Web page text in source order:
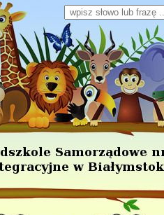
Wpisz słowo lub frazę